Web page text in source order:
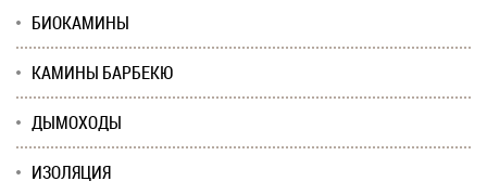
БИОКАМИНЫ
КАМИНЫ БАРБЕКЮ
ДЫМОХОДЫ
ИЗОЛЯЦИЯ